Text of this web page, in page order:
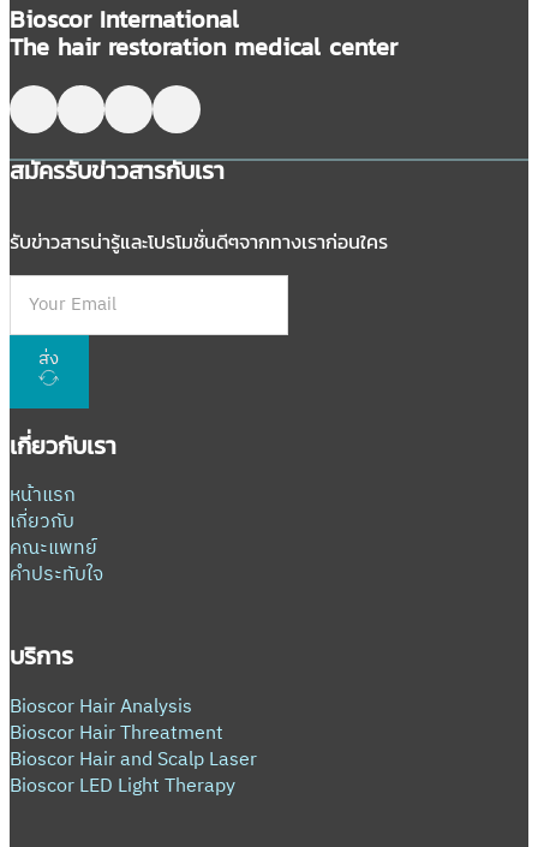
Bioscor International
The hair restoration medical center
Follow me on Facebook
Follow me on X
Follow me on LinkedIn
Follow me on LinkedIn
สมัครรับข่าวสารกับเรา
รับข่าวสารน่ารู้และโปรโมชั่นดีๆจากทางเราก่อนใคร
ส่ง
เกี่ยวกับเรา
หน้าแรก
เกี่ยวกับ
คณะแพทย์
คำประทับใจ
บริการ
Bioscor Hair Analysis
Bioscor Hair Threatment
Bioscor Hair and Scalp Laser
Bioscor LED Light Therapy